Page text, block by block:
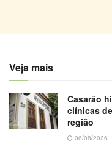
Veja mais
Casarão
clínicas
região
06/08/2026